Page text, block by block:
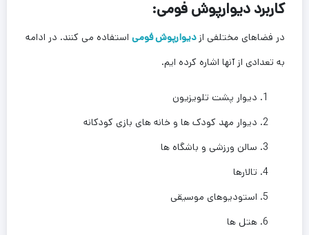
کاربرد دیوارپوش فومی:
در فضاهای مختلفی ازدیوارپوش فومی استفاده می کنند. در ادامه
به تعدادی از آنها اشاره کرده ایم.
دیوار پشت تلویزیون
دیوار مهد کودک ها و خانه های بازی کودکانه
سالن ورزشی و باشگاه ها
تالارها
استودیوهای موسیقی
هتل ها